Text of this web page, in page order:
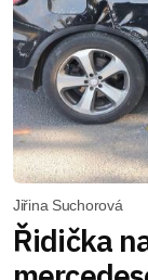
Jiřina Suchorová
Řidička